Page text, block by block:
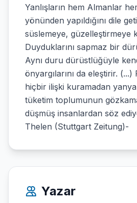
Yanlışların hem Almanlar
yönünden yapıldığını dile
süslemeye, güzelleştirmeye
Duyduklarını sapmaz bir
Aynı duru dürüstlüğüyle
önyargılarını da eleştirir.
hiçbir ilişki kuramadan
tüketim toplumunun
düşmüş insanlardan söz
Thelen (Stuttgart Zeitung)-
Yazar